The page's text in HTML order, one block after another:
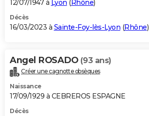
12/07/1947 à Lyon ( Rhône)
Décès
16/03/2023 à Sainte-Foy-lès-Lyon (Rhône)
Angel ROSADO (93 ans)
Créer une cagnotte obsèques
Naissance
17/09/1929 à CEBREROS ESPAGNE
Décès